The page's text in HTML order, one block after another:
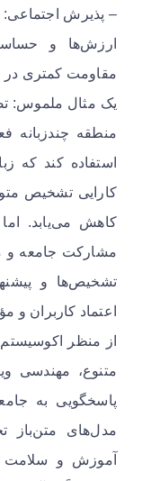
– پذیرش
ارزش‌ها و
مقاومت کمتری در
منطقه چندزبانه
استفاده کند که
کارایی تشخیص
کاهش می‌یابد.
مشارکت جامعه و
تشخیص‌ها و
اعتماد کاربران
از منظر
متنوع، مهندسی
پاسخگویی به
مدل‌های متن‌باز